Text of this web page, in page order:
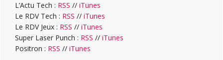
L’Actu Tech : RSS // iTunes
Le RDV Tech : RSS // iTunes
Le RDV Jeux : RSS // iTunes
Super Laser Punch : RSS // iTunes
Positron : RSS // iTunes